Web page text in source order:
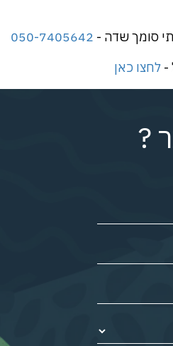
סומך שדה - 050-7405642
- לחצו כאן
?